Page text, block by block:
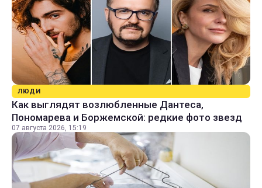
ЛЮДИ
Как выглядят возлюбленные Дантеса,
Пономарева и Боржемской: редкие фото звезд
07 августа 2026, 15:19